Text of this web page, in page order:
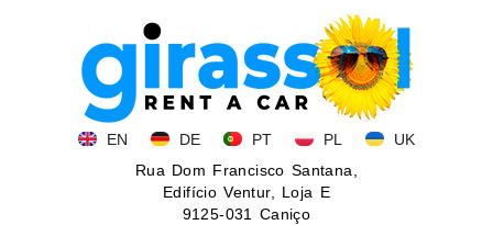
EN DE PT PL
UK
Rua Dom Francisco Santana,
Edifício Ventur, Loja E
9125-031 Caniço